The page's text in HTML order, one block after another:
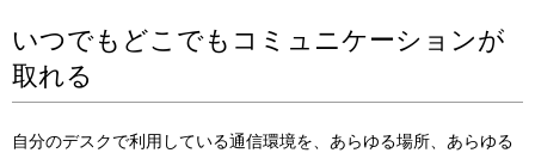
いつでもどこでもコミュニケーションが
取れる
自分のデスクで利用している通信環境を、あらゆる場所、あらゆる